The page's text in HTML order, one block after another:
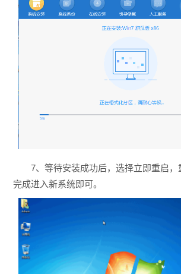
7、等待安装成功后，选择立即重启，
完成进入新系统即可。